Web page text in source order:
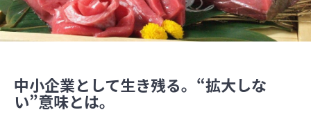
中小企業として生き残る。“拡大しな
い”意味とは。